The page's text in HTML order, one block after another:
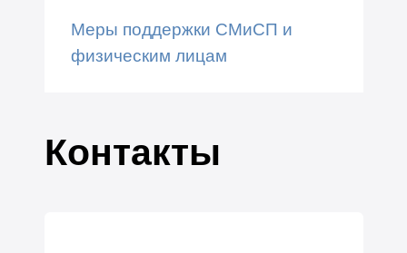
Меры поддержки СМиСП и
физическим лицам
Контакты